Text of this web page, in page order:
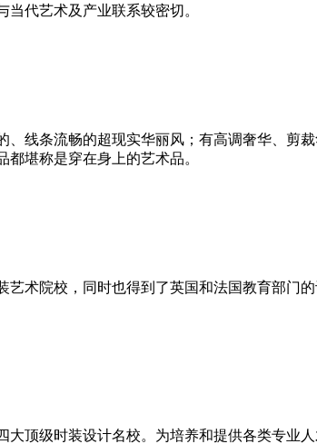
代艺术及产业联系较密切。
条流畅的超现实华丽风；有高调奢华、剪
堪称是穿在身上的艺术品。
院校，同时也得到了英国和法国教育部门
级时装设计名校。为培养和提供各类专业